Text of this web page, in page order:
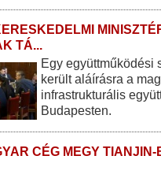
TÁ...
Egy együttműködési
került aláírásra a
infrastrukturális
Budapesten.
CÉG MEGY TIANJIN-